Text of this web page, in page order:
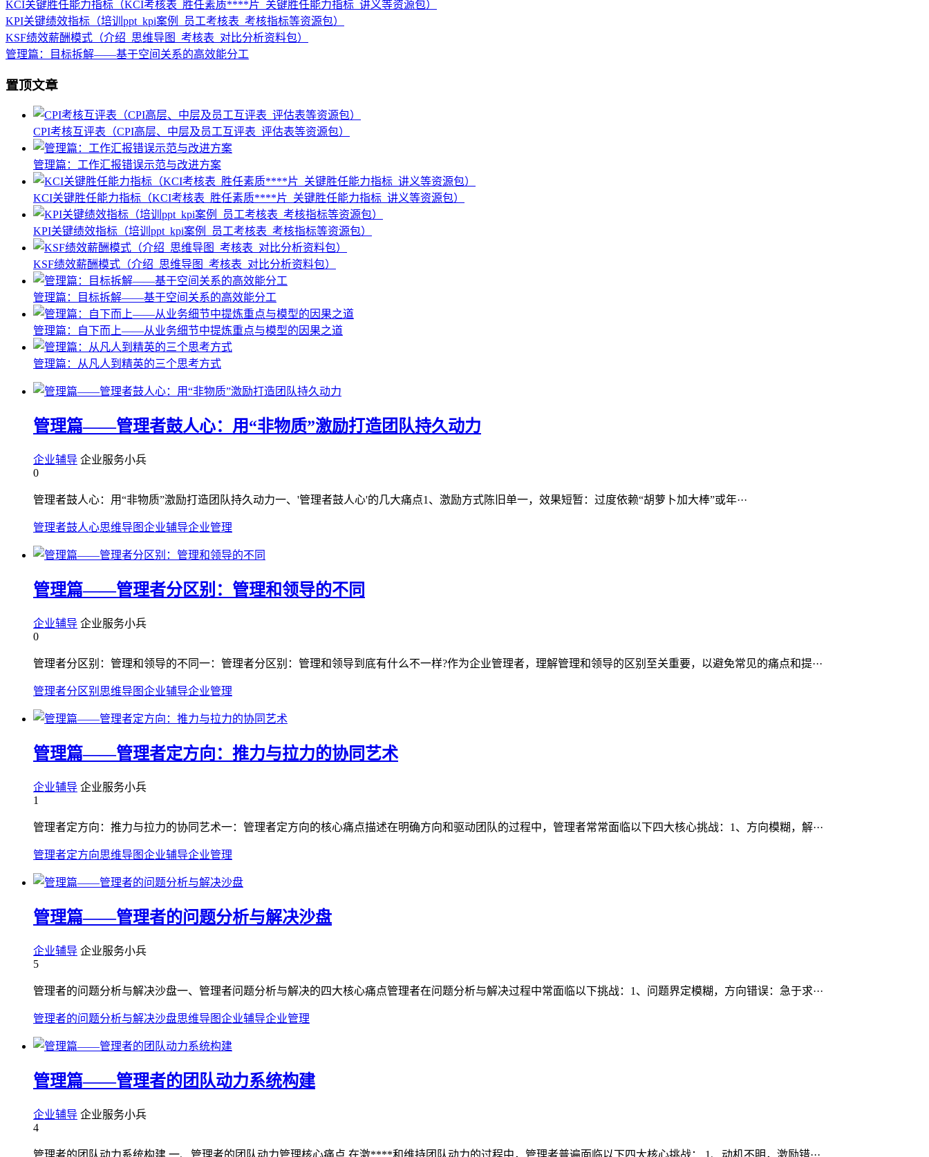
KCI关键胜任能力指标（KCI考核表_胜任素质****片_关键胜任能力指标_讲义等资源包）
KPI关键绩效指标（培训ppt_kpi案例_员工考核表_考核指标等资源包）
KSF绩效薪酬模式（介绍_思维导图_考核表_对比分析资料包）
管理篇：目标拆解——基于空间关系的高效能分工
置顶文章
CPI考核互评表（CPI高层、中层及员工互评表_评估表等资源包）
管理篇：工作汇报错误示范与改进方案
KCI关键胜任能力指标（KCI考核表_胜任素质****片_关键胜任能力指标_讲义等资源包）
KPI关键绩效指标（培训ppt_kpi案例_员工考核表_考核指标等资源包）
KSF绩效薪酬模式（介绍_思维导图_考核表_对比分析资料包）
管理篇：目标拆解——基于空间关系的高效能分工
管理篇：自下而上——从业务细节中提炼重点与模型的因果之道
管理篇：从凡人到精英的三个思考方式
管理篇——管理者鼓人心：用“非物质”激励打造团队持久动力
企业辅导 企业服务小兵
0
管理者鼓人心：用“非物质”激励打造团队持久动力一、'管理者鼓人心'的几大痛点1、激励方式陈旧单一，效果短暂：过度依赖“胡萝卜加大棒”或年···
管理者鼓人心思维导图企业辅导企业管理
管理篇——管理者分区别：管理和领导的不同
企业辅导 企业服务小兵
0
管理者分区别：管理和领导的不同一：管理者分区别：管理和领导到底有什么不一样?作为企业管理者，理解管理和领导的区别至关重要，以避免常见的痛点和提···
管理者分区别 思维导图企业辅导企业管理
管理篇——管理者定方向：推力与拉力的协同艺术
企业辅导 企业服务小兵
1
管理者定方向：推力与拉力的协同艺术一：管理者定方向的核心痛点描述在明确方向和驱动团队的过程中，管理者常常面临以下四大核心挑战：1、方向模糊，解···
管理者定方向思维导图企业辅导企业管理
管理篇——管理者的问题分析与解决沙盘
企业辅导 企业服务小兵
5
管理者的问题分析与解决沙盘一、管理者问题分析与解决的四大核心痛点管理者在问题分析与解决过程中常面临以下挑战：1、问题界定模糊，方向错误：急于求···
管理者的问题分析与解决沙盘思维导图企业辅导企业管理
管理篇——管理者的团队动力系统构建
企业辅导 企业服务小兵
4
管理者的团队动力系统构建 一、管理者的团队动力管理核心痛点 在激****和维持团队动力的过程中，管理者普遍面临以下四大核心挑战： 1、动机不明，激励错···